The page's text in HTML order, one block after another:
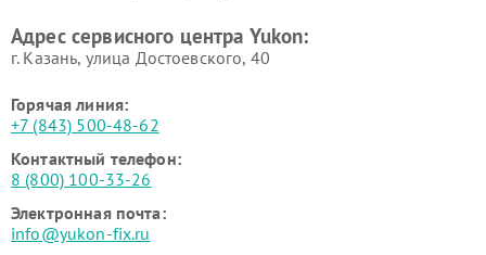
Адрес сервисного центра Yukon:
г. Казань, улица Достоевского, 40
Горячая линия:
+7 (843) 500-48-62
Контактный телефон:
8 (800) 100-33-26
Электронная почта:
info@yukon-fix.ru